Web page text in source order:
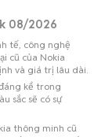
08/2026
tế, công nghệ
cũ của Nokia
và giá trị lâu dài.
kể trong
sắc sẽ có sự
thông minh cũ